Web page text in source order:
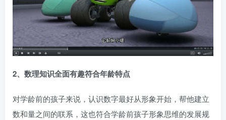
2、数理知识全面有趣符合年龄特点
对学龄前的孩子来说，认识数字最好从形象开始，帮他建立
数和量之间的联系，这也符合学龄前孩子形象思维的发展规